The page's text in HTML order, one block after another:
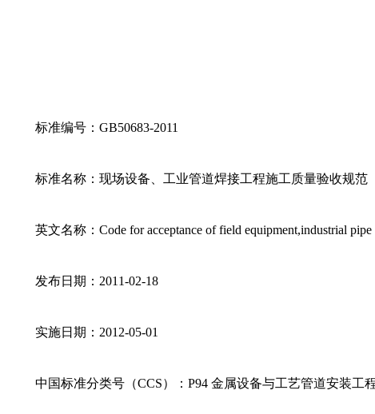
标准编号：GB50683-2011
标准名称：现场设备、工业管道焊接工程施工质量验收规范
英文名称：Code for acceptance of field equipment,industrial
发布日期：2011-02-18
实施日期：2012-05-01
中国标准分类号（CCS）：P94 金属设备与工艺管道安装工